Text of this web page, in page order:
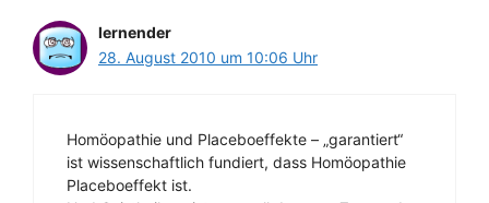
lernender
28. August 2010 um 10:06 Uhr
Homöopathie und Placeboeffekte – „garantiert“
ist wissenschaftlich fundiert, dass Homöopathie
Placeboeffekt ist.